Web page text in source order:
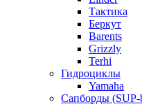
Тактика
Беркут
Barents
Grizzly
Terhi
Гидроциклы
Yamaha
Сапборды (SUP-